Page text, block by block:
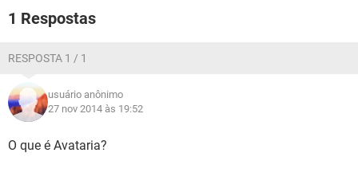
1 Respostas
RESPOSTA 1 / 1
usuário anônimo
27 nov 2014 às 19:52
O que é Avataria?